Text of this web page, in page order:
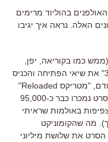
בהוליוד מרימים
האלה. נראה איך יגיבו
כמו בקוריאה, יפן,
רוסיה, ספרד, טייוואן והולנד) שבר "שוה"ק 3" את שיאי הפתיחה והכניס
כ-3 מיליון שקלים (לעומת מחזיק השיא הקודם, "מטריקס Reloaded"
שפתח עם 2.6 מיליון שקלים). זה אומר שלסרט נמכרו כבר כ-95,000
באולמות שראיתי
מה שהקומוניקט
את שלושת מיליוני